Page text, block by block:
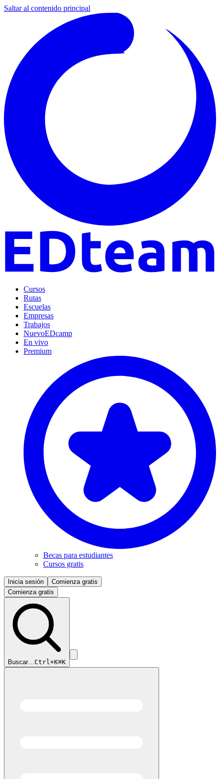
Saltar al contenido principal
Cursos
Rutas
Escuelas
Empresas
Trabajos
NuevoEDcamp
En vivo
Premium
Becas para estudiantes
Cursos gratis
Inicia sesión
Comienza gratis
Comienza gratis
Buscar…Ctrl+K⌘K